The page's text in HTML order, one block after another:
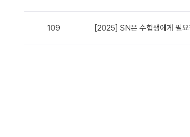
109 [2025] SN은 수험생에게 필